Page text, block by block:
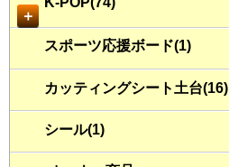
＋
スポーツ応援ボード(1)
カッティングシート土台(16)
シール(1)